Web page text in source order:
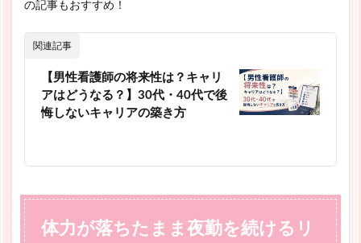
の記事もおすすめ！
関連記事
【男性看護師の将来性は？キャリ
アはどうなる？】30代・40代で後
悔しないキャリアの築き方
体力が落ちたまま夜勤を続けるリ